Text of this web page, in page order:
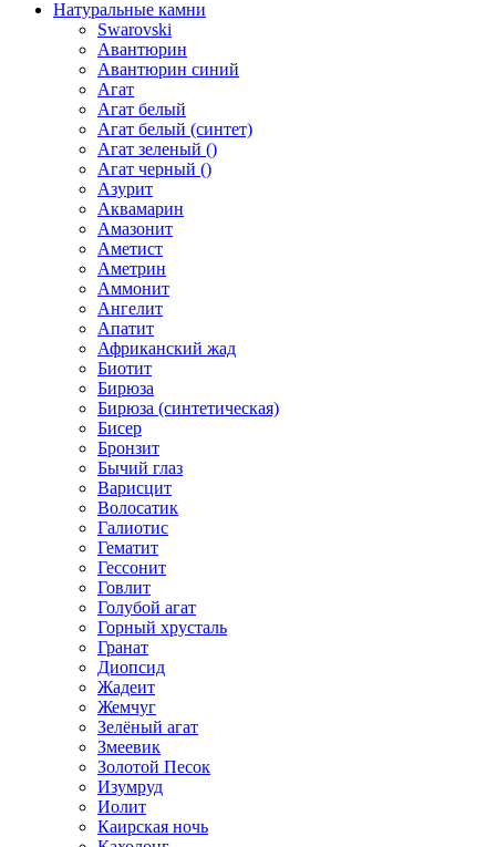
Натуральные камни
Swarovski
Авантюрин
Авантюрин синий
Агат
Агат белый
Агат белый (синтет)
Агат зеленый ()
Агат черный ()
Азурит
Аквамарин
Амазонит
Аметист
Аметрин
Аммонит
Ангелит
Апатит
Африканский жад
Биотит
Бирюза
Бирюза (синтетическая)
Бисер
Бронзит
Бычий глаз
Варисцит
Волосатик
Галиотис
Гематит
Гессонит
Говлит
Голубой агат
Горный хрусталь
Гранат
Диопсид
Жадеит
Жемчуг
Зелёный агат
Змеевик
Золотой Песок
Изумруд
Иолит
Каирская ночь